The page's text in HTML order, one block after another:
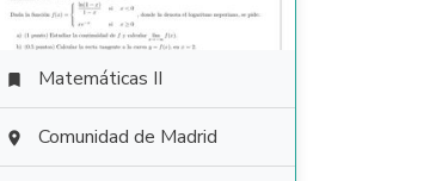
 Matemáticas II
 Comunidad de Madrid